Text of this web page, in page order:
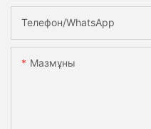
Телефон/whatsApp
Мазмұны